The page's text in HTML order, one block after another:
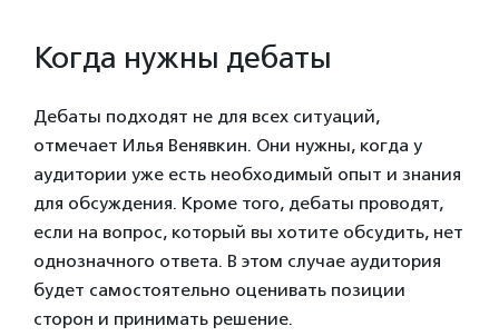
Когда нужны дебаты
Дебаты подходят не для всех ситуаций,
отмечает Илья Венявкин. Они нужны, когда у
аудитории уже есть необходимый опыт и знания
для обсуждения. Кроме того, дебаты проводят,
если на вопрос, который вы хотите обсудить, нет
однозначного ответа. В этом случае аудитория
будет самостоятельно оценивать позиции
сторон и принимать решение.